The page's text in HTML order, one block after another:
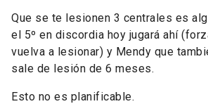
Que se te lesionen 3 centrales es
el 5º en discordia hoy jugará ahí
vuelva a lesionar) y Mendy que
sale de lesión de 6 meses.
Esto no es planificable.